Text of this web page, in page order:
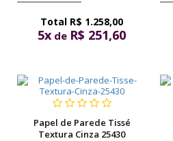
R$ 1.258,00
5x de R$ 251,60
Papel de Parede Tissé
Textura Cinza 25430